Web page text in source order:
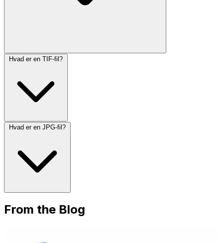
Hvad er en TIF-fil?
Hvad er en JPG-fil?
From the Blog